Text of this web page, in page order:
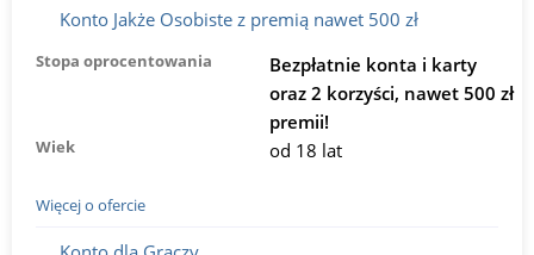
Konto Jakże Osobiste z premią nawet 500 zł
Stopa oprocentowania
Bezpłatnie konta i karty
oraz 2 korzyści, nawet 500 zł
premii!
Wiek od 18 lat
Więcej o ofercie